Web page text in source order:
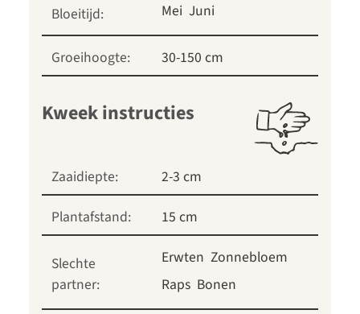
Bloeitijd: Mei Juni
Groeihoogte: 30-150 cm
Kweek instructies
Zaaidiepte:
2-3 cm
Plantafstand:
15 cm
Slechte
partner:
Erwten Zonnebloem
Raps Bonen